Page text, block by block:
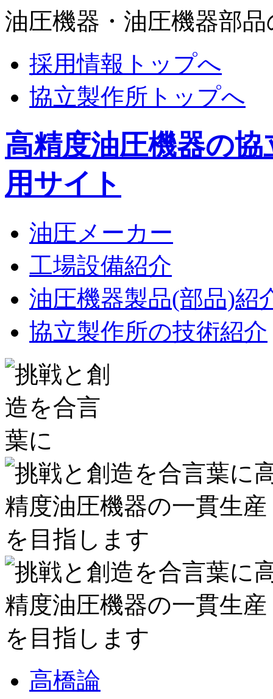
油圧機器・油圧機器部
採用情報トップへ
協立製作所トップへ
高精度油圧機器の
用サイト
油圧メーカー
工場設備紹介
油圧機器製品(部品)紹
協立製作所の技術紹介
高橋論